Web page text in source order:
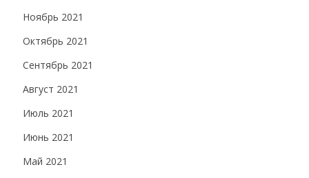
Ноябрь 2021
Октябрь 2021
Сентябрь 2021
Август 2021
Июль 2021
Июнь 2021
Май 2021